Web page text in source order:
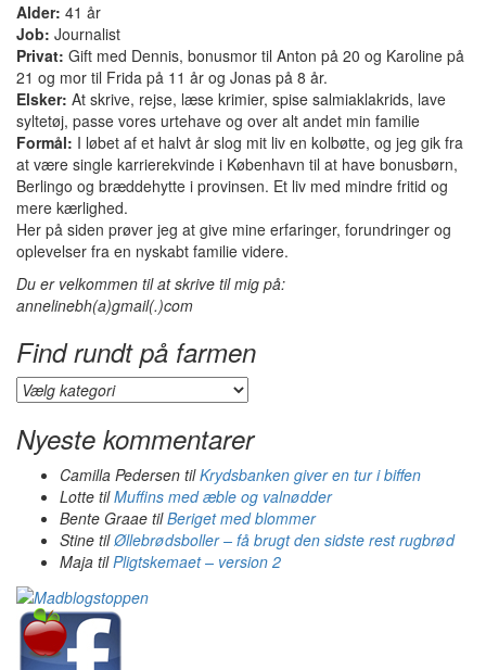
Alder: 41 år
Job: Journalist
Privat: Gift med Dennis, bonusmor til Anton på 20 og Karoline på
21 og mor til Frida på 11 år og Jonas på 8 år.
Elsker: At skrive, rejse, læse krimier, spise salmiaklakrids, lave
syltetøj, passe vores urtehave og over alt andet min familie
Formål: I løbet af et halvt år slog mit liv en kolbøtte, og jeg gik fra
at være single karrierekvinde i København til at have bonusbørn,
Berlingo og bræddehytte i provinsen. Et liv med mindre fritid og
mere kærlighed.
Her på siden prøver jeg at give mine erfaringer, forundringer og
oplevelser fra en nyskabt familie videre.
Du er velkommen til at skrive til mig på:
annelinebh(a)gmail(.)com
Find rundt på farmen
Find
rundt
på
farmen
Nyeste kommentarer
Camilla Pedersen tilKrydsbanken giver en tur i biffen
Lotte tilMuffins med æble og valnødder
Bente Graae tilBeriget med blommer
Stine tilØllebrødsboller – få brugt den sidste rest rugbrød
Maja tilPligtskemaet – version 2